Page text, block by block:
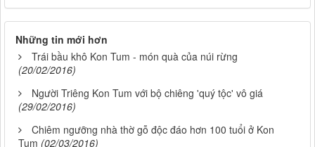
Những tin mới hơn
Trái bầu khô Kon Tum - món quà của núi rừng
(20/02/2016)
Người Triêng Kon Tum với bộ chiêng 'quý tộc' vô giá
(29/02/2016)
Chiêm ngưỡng nhà thờ gỗ độc đáo hơn 100 tuổi ở Kon
Tum (02/03/2016)